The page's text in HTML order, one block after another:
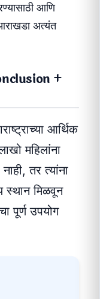
आणि
अत्यंत
+
आर्थिक
महिलांना
तर त्यांना
स्थान मिळवून
पूर्ण उपयोग